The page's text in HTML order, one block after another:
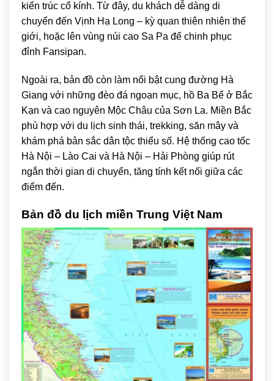
kiến trúc cổ kính. Từ đây, du khách dễ dàng di
chuyển đến Vịnh Hạ Long – kỳ quan thiên nhiên thế
giới, hoặc lên vùng núi cao Sa Pa để chinh phục
đỉnh Fansipan.
Ngoài ra, bản đồ còn làm nổi bật cung đường Hà
Giang với những đèo đá ngoạn mục, hồ Ba Bể ở Bắc
Kạn và cao nguyên Mộc Châu của Sơn La. Miền Bắc
phù hợp với du lịch sinh thái, trekking, săn mây và
khám phá bản sắc dân tộc thiểu số. Hệ thống cao tốc
Hà Nội – Lào Cai và Hà Nội – Hải Phòng giúp rút
ngắn thời gian di chuyển, tăng tính kết nối giữa các
điểm đến.
Bản đồ du lịch miền Trung Việt Nam